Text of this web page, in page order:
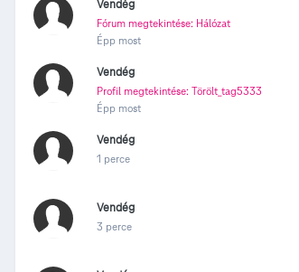
Vendég
Fórum megtekintése: Hálózat
Épp most
Vendég
Profil megtekintése: Törölt_tag5333
Épp most
Vendég
1 perce
Vendég
3 perce